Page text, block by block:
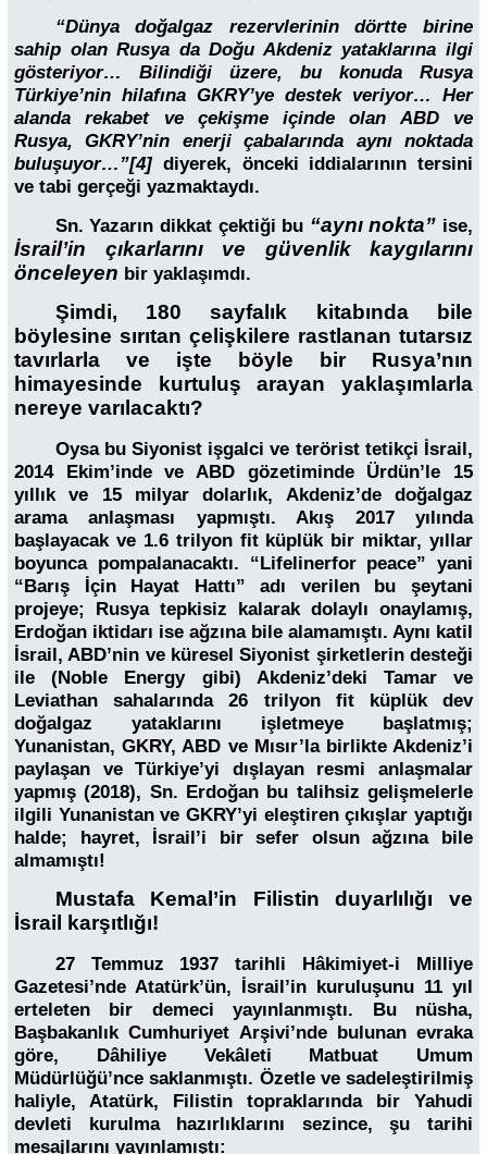
“Dünya doğalgaz rezervlerinin dörtte birine
sahip olan Rusya da Doğu Akdeniz yataklarına ilgi
gösteriyor… Bilindiği üzere, bu konuda Rusya
Türkiye’nin hilafına GKRY’ye destek veriyor… Her
alanda rekabet ve çekişme içinde olan ABD ve
Rusya, GKRY’nin enerji çabalarında aynı noktada
buluşuyor…”[4] diyerek, önceki iddialarının tersini
ve tabi gerçeği yazmaktaydı.
Sn. Yazarın dikkat çektiği bu “aynı nokta” ise,
İsrail’in çıkarlarını ve güvenlik kaygılarını
önceleyen bir yaklaşımdı.
Şimdi, 180 sayfalık kitabında bile
böylesine sırıtan çelişkilere rastlanan tutarsız
tavırlarla ve işte böyle bir Rusya’nın
himayesinde kurtuluş arayan yaklaşımlarla
nereye varılacaktı?
Oysa bu Siyonist işgalci ve terörist tetikçi İsrail,
2014 Ekim’inde ve ABD gözetiminde Ürdün’le 15
yıllık ve 15 milyar dolarlık, Akdeniz’de doğalgaz
arama anlaşması yapmıştı. Akış 2017 yılında
başlayacak ve 1.6 trilyon fit küplük bir miktar, yıllar
boyunca pompalanacaktı. “Lifelinerfor peace” yani
“Barış İçin Hayat Hattı” adı verilen bu şeytani
projeye; Rusya tepkisiz kalarak dolaylı onaylamış,
Erdoğan iktidarı ise ağzına bile alamamıştı. Aynı katil
İsrail, ABD’nin ve küresel Siyonist şirketlerin desteği
ile (Noble Energy gibi) Akdeniz’deki Tamar ve
Leviathan sahalarında 26 trilyon fit küplük dev
doğalgaz yataklarını işletmeye başlatmış;
Yunanistan, GKRY, ABD ve Mısır’la birlikte Akdeniz’i
paylaşan ve Türkiye’yi dışlayan resmi anlaşmalar
yapmış (2018), Sn. Erdoğan bu talihsiz gelişmelerle
ilgili Yunanistan ve GKRY’yi eleştiren çıkışlar yaptığı
halde; hayret, İsrail’i bir sefer olsun ağzına bile
almamıştı!
Mustafa Kemal’in Filistin duyarlılığı ve
İsrail karşıtlığı!
27 Temmuz 1937 tarihli Hâkimiyet-i Milliye
Gazetesi’nde Atatürk’ün, İsrail’in kuruluşunu 11 yıl
erteleten bir demeci yayınlanmıştı. Bu nüsha,
Başbakanlık Cumhuriyet Arşivi’nde bulunan evraka
göre, Dâhiliye Vekâleti Matbuat Umum
Müdürlüğü’nce saklanmıştı. Özetle ve sadeleştirilmiş
haliyle, Atatürk, Filistin topraklarında bir Yahudi
devleti kurulma hazırlıklarını sezince, şu tarihi
mesajlarını yayınlamıştı: